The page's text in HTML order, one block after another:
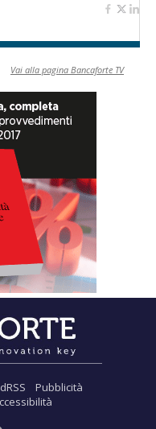
Vai alla pagina Bancaforte TV
Pubblicità